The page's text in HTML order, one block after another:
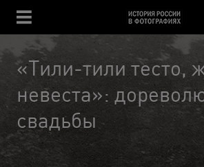
«Тили-тили тесто,
невеста»:
свадьбы